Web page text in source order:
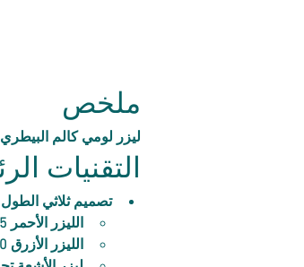
ملخص
ليزر لومي كالم البيطري
التقنيات
تصميم ثلاثي
الليزر الأحمر 635 نانومتر
الليزر الأزرق 450 نانومتر